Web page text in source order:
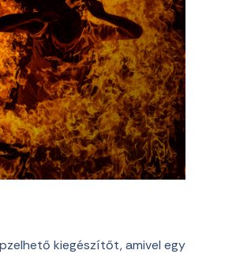
kiegészítőt, amivel egy